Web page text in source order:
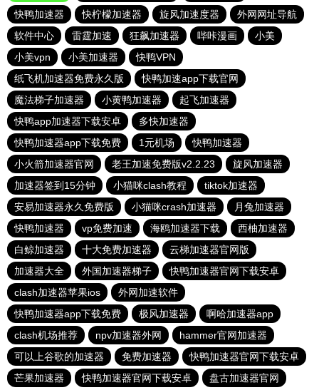
快鸭加速器
快柠檬加速器 旋风加速度器
外网网址导航
软件中心
雷霆加速 狂飙加速器 哔咔漫画
小美
小美vpn
小美加速器
快鸭VPN
纸飞机加速器免费永久版
快鸭加速app下载官网
魔法梯子加速器
小黄鸭加速器
起飞加速器
快鸭app加速器下载安卓
多快加速器
快鸭加速器app下载免费
1元机场
快鸭加速器
小火箭加速器官网
老王加速免费版v2.2.23
旋风加速器
加速器签到15分钟
小猫咪clash教程
tiktok加速器
安易加速器永久免费版
小猫咪crash加速器
月兔加速器
快鸭加速器
vp免费加速 海鸥加速器下载
西柚加速器
白鲸加速器
十大免费加速器
云梯加速器官网版
加速器大全
外国加速器梯子
快鸭加速器官网下载安卓
clash加速器苹果ios
外网加速软件
快鸭加速器app下载免费
极风加速器
啊哈加速器app
clash机场推荐
npv加速器外网
hammer官网加速器
可以上谷歌的加速器
免费加速器
快鸭加速器官网下载安卓
芒果加速器
快鸭加速器官网下载安卓 盘古加速器官网